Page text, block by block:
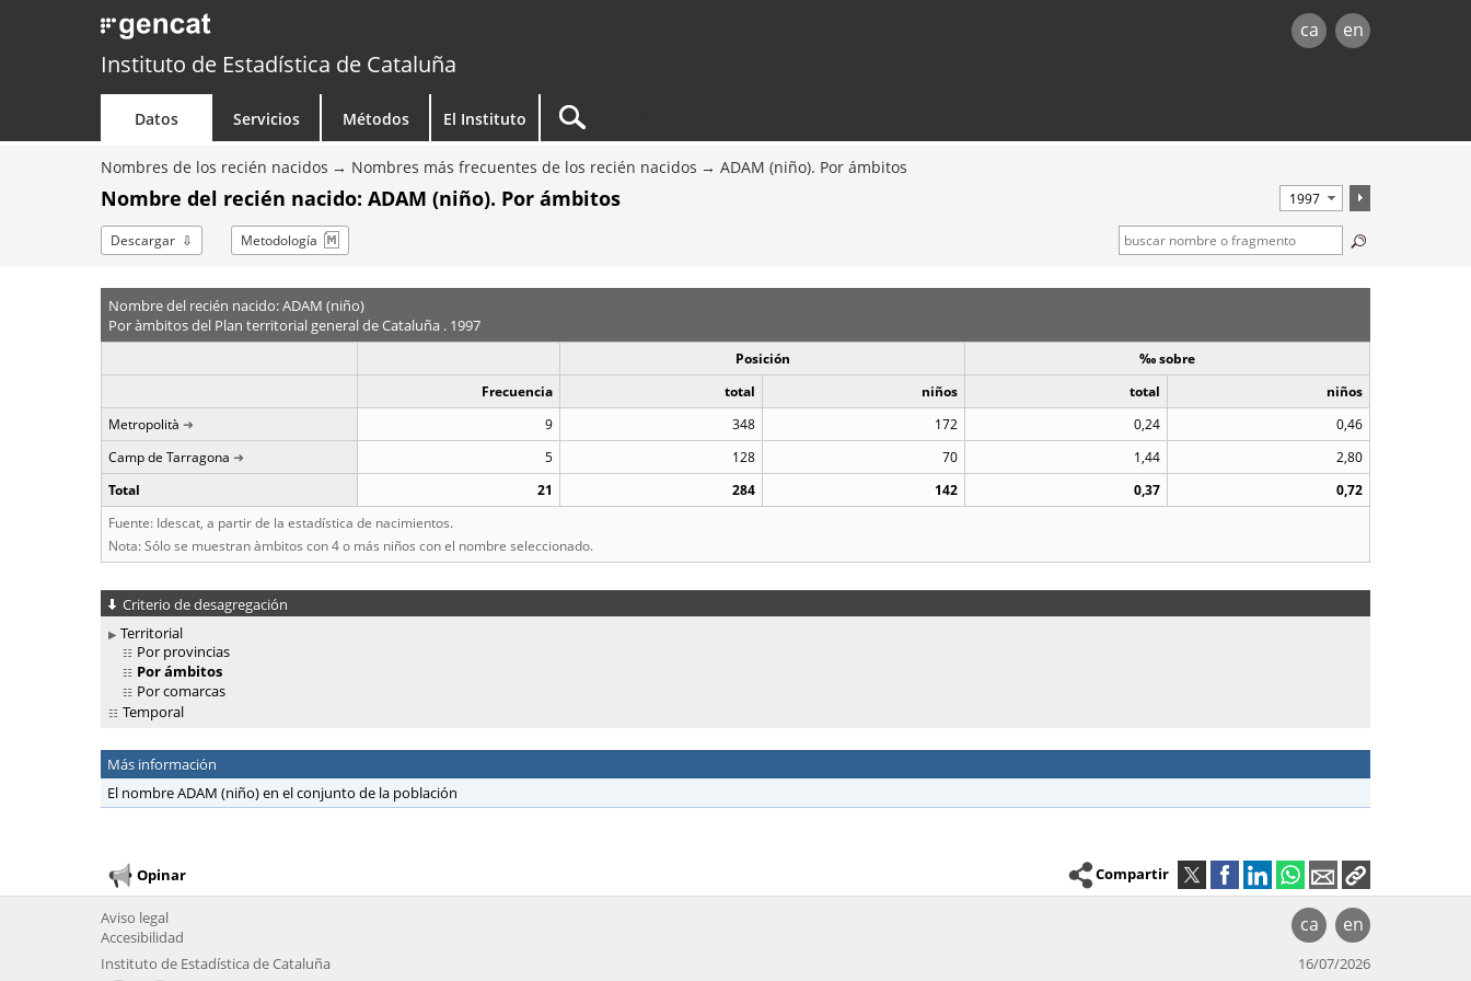
ca en
Instituto de Estadística de Cataluña
Datos Servicios Métodos El Instituto
Nombres de los recién nacidos Nombres más frecuentes de los recién nacidos ADAM (niño). Por ámbitos
Nombre del recién nacido: ADAM (niño). Por ámbitos
Descargar Metodología
Nombre del recién nacido: ADAM (niño)
Por àmbitos del Plan territorial general de Cataluña . 1997
Posición
‰ sobre
Frecuencia
total niños total
niños
Metropolità
9 348 172 0,24
0,46
Camp de Tarragona
5 128 70 1,44
2,80
Total
21 284 142 0,37
0,72
Fuente: Idescat, a partir de la estadística de nacimientos.
Nota: Sólo se muestran àmbitos con 4 o más niños con el nombre seleccionado.
Criterio de desagregación
Territorial
Por provincias
Por ámbitos
Por comarcas
Temporal
Más información
El nombre ADAM (niño) en el conjunto de la población
Opinar Compartir
ca en
Aviso legal
Accesibilidad
Instituto de Estadística de Cataluña
16/07/2026